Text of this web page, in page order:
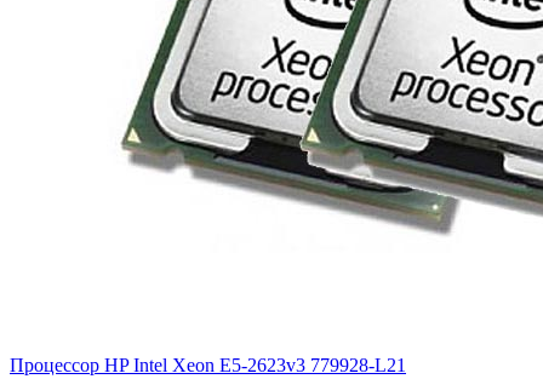
Процессор HP Intel Xeon E5-2623v3 779928-L21